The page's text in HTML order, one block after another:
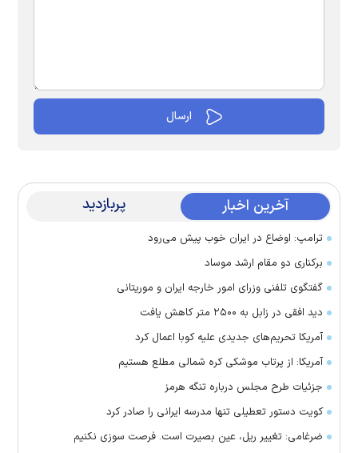
آخرین اخبار پربازدید
ترامپ: اوضاع در ایران خوب پیش می‌رود
برکناری دو مقام ارشد موساد
گفتگوی تلفنی وزرای امور خارجه ایران و موریتانی
دید افقی در زابل به ۲۵۰۰ متر کاهش یافت
آمریکا تحریم‌های جدیدی علیه کوبا اعمال کرد
آمریکا: از پرتاب موشکی کره شمالی مطلع هستیم
جزئیات طرح مجلس درباره تنگه هرمز
کویت دستور تعطیلی تنها مدرسه ایرانی را صادر کرد
ضرغامی: تغییر ریل، عین بصیرت است. فرصت سوزی نکنیم